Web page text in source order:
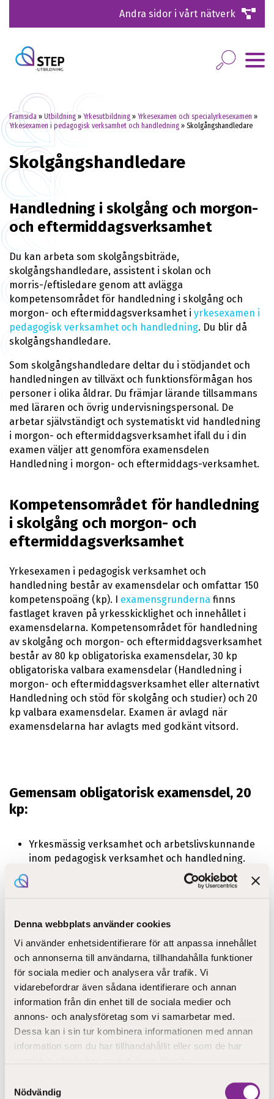
Denna webbplats använder cookies
Vi använder enhetsidentifierare för att anpassa innehållet
och annonserna till användarna, tillhandahålla funktioner
för sociala medier och analysera vår trafik. Vi
vidarebefordrar även sådana identifierare och annan
information från din enhet till de sociala medier och
annons- och analysföretag som vi samarbetar med.
Dessa kan i sin tur kombinera informationen med annan
information som du har tillhandahållit eller som de har
Nödvändig
Andra sidor i vårt nätverk
Framsida» Utbildning » Yrkesutbildning » Yrkesexamen och specialyrkesexamen »
Yrkesexamen i pedagogisk verksamhet och handledning » Skolgångshandledare
Skolgångshandledare
Handledning i skolgång och morgon-
och eftermiddagsverksamhet
Du kan arbeta som skolgångsbiträde,
skolgångshandledare, assistent i skolan och
morris-/eftisledare genom att avlägga
kompetensområdet för handledning i skolgång och
morgon- och eftermiddagsverksamhet i yrkesexamen i
pedagogisk verksamhet och handledning. Du blir då
skolgångshandledare.
Som skolgångshandledare deltar du i stödjandet och
handledningen av tillväxt och funktionsförmågan hos
personer i olika åldrar. Du främjar lärande tillsammans
med läraren och övrig undervisningspersonal. De
arbetar självständigt och systematiskt vid handledning
i morgon- och eftermiddagsverksamhet ifall du i din
examen väljer att genomföra examensdelen
Handledning i morgon- och eftermiddags-verksamhet.
Kompetensområdet för handledning
i skolgång och morgon- och
eftermiddagsverksamhet
Yrkesexamen i pedagogisk verksamhet och
handledning består av examensdelar och omfattar 150
kompetenspoäng (kp). I examensgrunderna finns
fastlaget kraven på yrkesskicklighet och innehållet i
examensdelarna. Kompetensområdet för handledning
av skolgång och morgon- och eftermiddagsverksamhet
består av 80 kp obligatoriska examensdelar, 30 kp
obligatoriska valbara examensdelar (Handledning i
morgon- och eftermiddagsverksamhet eller alternativt
Handledning och stöd för skolgång och studier) och 20
kp valbara examensdelar. Examen är avlagd när
examensdelarna har avlagts med godkänt vitsord.
Gemensam obligatorisk examensdel, 20
kp:
Yrkesmässig verksamhet och arbetslivskunnande
inom pedagogisk verksamhet och handledning.
Kompetensområdets obligatoriska
Handledning av eleven och handledning i lärande,
40 kp
Att svara mot behovet av stöd i miljöer för lärande
och handledning, 40 kp
Kompetensområdets obligatoriska
examensdelar, välj 30 kp: